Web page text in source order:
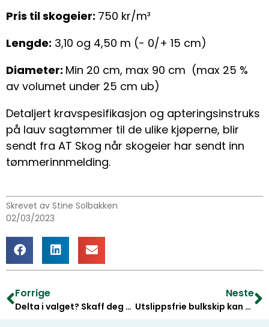
Pris til skogeier: 750 kr/m³
Lengde: 3,10 og 4,50 m (- 0/+ 15 cm)
Diameter: Min 20 cm, max 90 cm (max 25 %
av volumet under 25 cm ub)
Detaljert kravspesifikasjon og apteringsinstruks
på lauv sagtømmer til de ulike kjøperne, blir
sendt fra AT Skog når skogeier har sendt inn
tømmerinnmelding.
Skrevet av Stine Solbakken
02/03/2023
Forrige
Delta i valget? Skaff deg tilgang til Min side
Neste
Utslippsfrie bulkskip kan frakte tømmer fra 2025